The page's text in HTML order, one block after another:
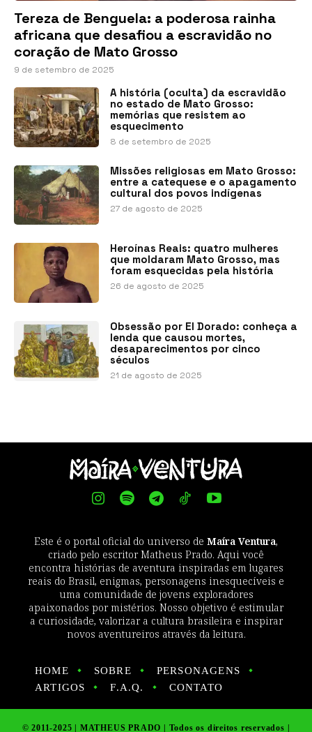
Tereza de Benguela: a poderosa rainha
africana que desafiou a escravidão no
coração de Mato Grosso
9 de setembro de 2025
A história (oculta) da escravidão
no estado de Mato Grosso:
memórias que resistem ao
esquecimento
8 de setembro de 2025
Missões religiosas em Mato Grosso:
entre a catequese e o apagamento
cultural dos povos indígenas
27 de agosto de 2025
Heroínas Reais: quatro mulheres
que moldaram Mato Grosso, mas
foram esquecidas pela história
26 de agosto de 2025
Obsessão por El Dorado: conheça a
lenda que causou mortes,
desaparecimentos por cinco
séculos
21 de agosto de 2025
Este é o portal oficial do universo de Maíra Ventura,
criado pelo escritor Matheus Prado. Aqui você
encontra histórias de aventura inspiradas em lugares
reais do Brasil, enigmas, personagens inesquecíveis e
uma comunidade de jovens exploradores
apaixonados por mistérios. Nosso objetivo é estimular
a curiosidade, valorizar a cultura brasileira e inspirar
novos aventureiros através da leitura.
HOME SOBRE
PERSONAGENS
ARTIGOS
F.A.Q. CONTATO
© 2011-2025 | MATHEUS PRADO | Todos os direitos reservados |